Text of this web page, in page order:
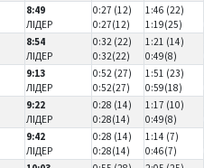
8:49
ЛІДЕР
0:27 (12)
0:27(12)
1:46 (22)
1:19(25)
8:54
ЛІДЕР
0:32 (22)
0:32(22)
1:21 (14)
0:49(8)
9:13
ЛІДЕР
0:52 (27)
0:52(27)
1:51 (23)
0:59(18)
9:22
ЛІДЕР
0:28 (14)
0:28(14)
1:17 (10)
0:49(8)
9:42
ЛІДЕР
0:28 (14)
0:28(14)
1:14 (7)
0:46(7)